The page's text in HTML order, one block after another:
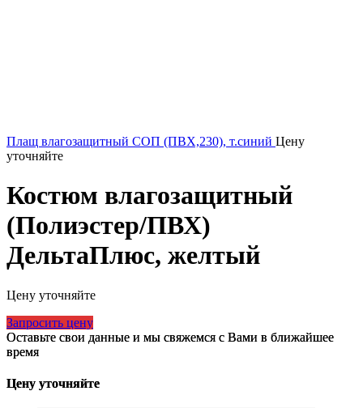
Плащ влагозащитный СОП (ПВХ,230), т.синий Цену
уточняйте
Костюм влагозащитный
(Полиэстер/ПВХ)
ДельтаПлюс, желтый
Цену уточняйте
Запросить цену
Оставьте свои данные и мы свяжемся с Вами в ближайшее
время
Цену уточняйте